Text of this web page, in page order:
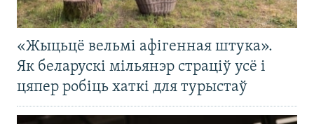
«Жыцьцё вельмі афігенная штука».
Як беларускі мільянэр страціў усё і
цяпер робіць хаткі для турыстаў